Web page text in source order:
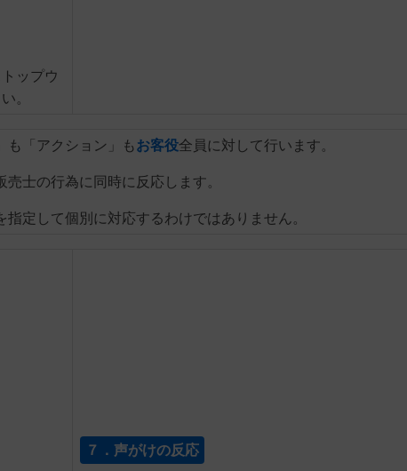
ップウ
。
も「アクション」もお客役全員に対して行います。
売士の行為に同時に反応します。
指定して個別に対応するわけではありません。
７．声がけの反応